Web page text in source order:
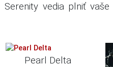
Serenity vedia plniť vaše
Pearl Delta